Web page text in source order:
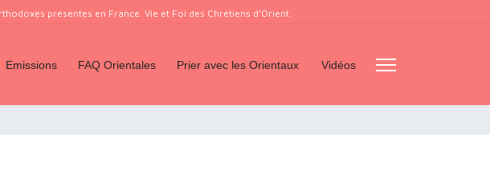
présentes en France. Vie et Foi des Chrétiens d’Orient.
Emissions FAQ Orientales Prier avec les Orientaux Vidéos